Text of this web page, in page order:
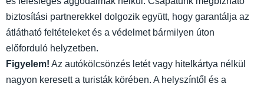
biztosítási partnerekkel dolgozik együtt, hogy garantálja az
átlátható feltételeket és a védelmet bármilyen úton
előforduló helyzetben.
Figyelem! Az autókölcsönzés letét vagy hitelkártya nélkül
nagyon keresett a turisták körében. A helyszíntől és a